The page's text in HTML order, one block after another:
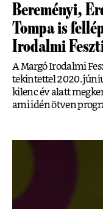
Bereményi,
Tompa is
Irodalmi
A Margó Irodalmi
tekintettel 2020.
kilenc év alatt
ami idén ötven